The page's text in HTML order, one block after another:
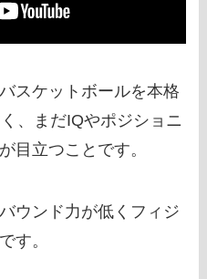
スケットボールを本格
、まだIQやポジショニ
目立つことです。
ウンド力が低くフィジ
す。